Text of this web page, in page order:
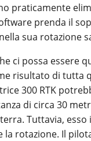
praticamente
prenda il
sua rotazione
ci possa essere
risultato di tutta
300 RTK
di circa 30
Tuttavia, esso
rotazione. Il